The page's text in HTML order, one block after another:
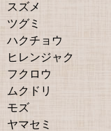
スズメ
ツグミ
ハクチョウ
ヒレンジャク
フクロウ
ムクドリ
モズ
ヤマセミ